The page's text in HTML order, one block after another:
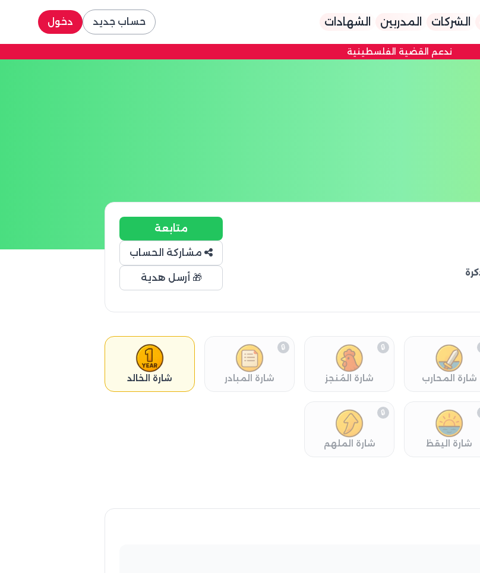
الشركات المدربين الشهادات حساب جديد دخول
ندعم القضية الفلسطينية
متابعة
مشاركة الحساب
🎁 أرسل هدية
شارة المحارب شارة المُنجز
🔒
شارة المبادر
🔒
شارة الخالد
شارة اليقظ شارة الملهم
🔒